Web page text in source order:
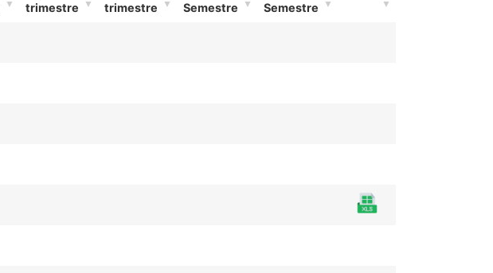
trimestre
trimestre
Semestre
Semestre